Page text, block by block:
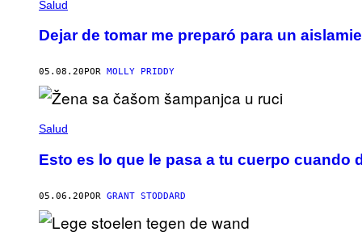
Salud
Dejar de tomar me preparó para un
05.08.20 POR MOLLY PRIDDY
Salud
Esto es lo que le pasa a tu cuerpo cuando
05.06.20POR GRANT STODDARD